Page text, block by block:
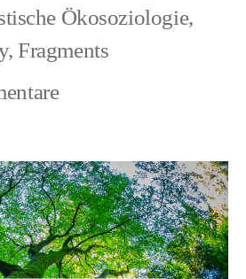
Ökosoziologie,
,Fragments
zu
and
Animal
Rights